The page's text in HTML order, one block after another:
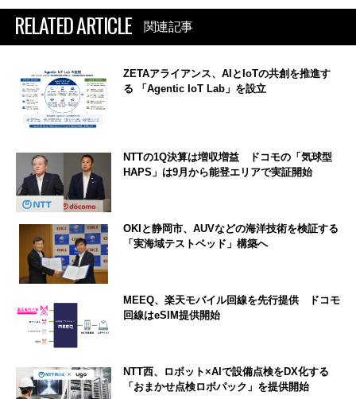
RELATED ARTICLE 関連記事
ZETAアライアンス、AIとIoTの共創を推進す
る 「Agentic IoT Lab」を設立
NTTの1Q決算は増収増益 ドコモの「気球型
HAPS」は9月から能登エリアで実証開始
OKIと静岡市、AUVなどの海洋技術を検証する
「実海域テストベッド」構築へ
MEEQ、楽天モバイル回線を先行提供 ドコモ
回線はeSIM提供開始
NTT西、ロボット×AIで設備点検をDX化する
「おまかせ点検ロボパック」を提供開始